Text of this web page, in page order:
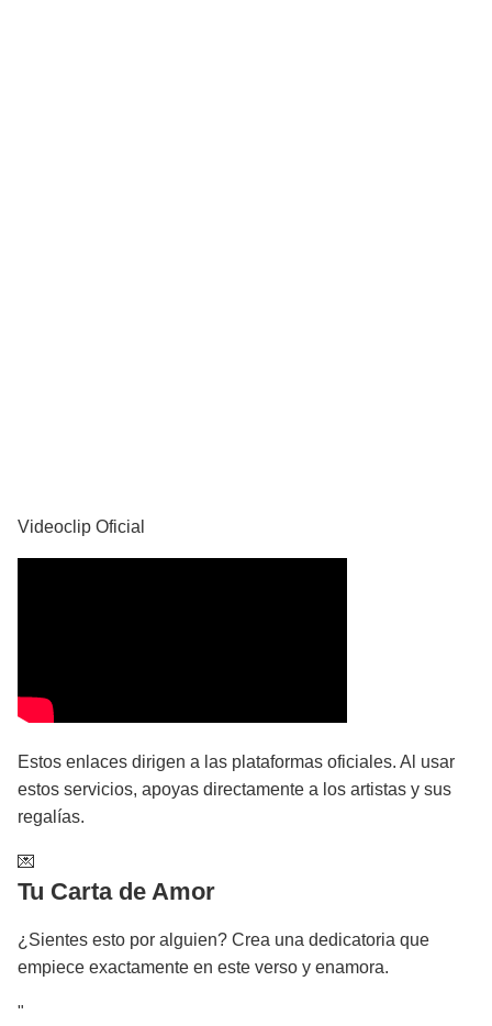
Videoclip Oficial
Estos enlaces dirigen a las plataformas oficiales. Al usar
estos servicios, apoyas directamente a los artistas y sus
regalías.
💌
Tu Carta de Amor
¿Sientes esto por alguien? Crea una dedicatoria que
empiece exactamente en este verso y enamora.
"